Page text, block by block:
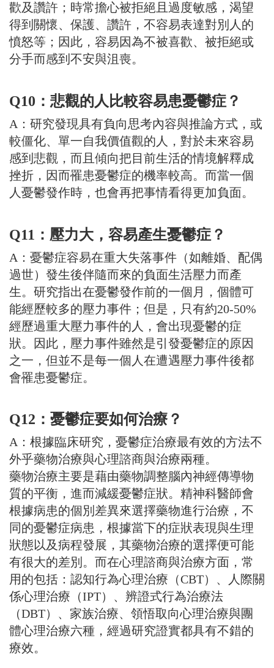
歡及讚許；時常擔心被拒絕且過度敏感，渴望
得到關懷、保護、讚許，不容易表達對別人的
憤怒等；因此，容易因為不被喜歡、被拒絕或
分手而感到不安與沮喪。
Q10：悲觀的人比較容易患憂鬱症？
A：研究發現具有負向思考內容與推論方式，或
較僵化、單一自我價值觀的人，對於未來容易
感到悲觀，而且傾向把目前生活的情境解釋成
挫折，因而罹患憂鬱症的機率較高。而當一個
人憂鬱發作時，也會再把事情看得更加負面。
Q11：壓力大，容易產生憂鬱症？
A：憂鬱症容易在重大失落事件（如離婚、配偶
過世）發生後伴隨而來的負面生活壓力而產
生。研究指出在憂鬱發作前的一個月，個體可
能經歷較多的壓力事件；但是，只有約20-50%
經歷過重大壓力事件的人，會出現憂鬱的症
狀。因此，壓力事件雖然是引發憂鬱症的原因
之一，但並不是每一個人在遭遇壓力事件後都
會罹患憂鬱症。
Q12 ：憂鬱症要如何治療？
A：根據臨床研究，憂鬱症治療最有效的方法不
外乎藥物治療與心理諮商與治療兩種。
藥物治療主要是藉由藥物調整腦內神經傳導物
質的平衡，進而減緩憂鬱症狀。精神科醫師會
根據病患的個別差異來選擇藥物進行治療，不
同的憂鬱症病患，根據當下的症狀表現與生理
狀態以及病程發展，其藥物治療的選擇便可能
有很大的差別。而在心理諮商與治療方面，常
用的包括：認知行為心理治療（CBT）、人際關
係心理治療（IPT）、辨證式行為治療法
（DBT）、家族治療、領悟取向心理治療與團
體心理治療六種，經過研究證實都具有不錯的
療效。